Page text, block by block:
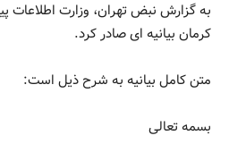
به گزارش نبض تهران، وزارت اطلاعات
کرمان بیانیه ای صادر کرد.
متن کامل بیانیه به شرح ذیل است:
بسمه تعالی